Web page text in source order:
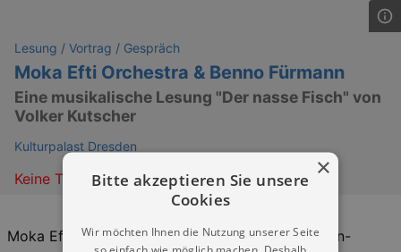
Lesung / Vortrag / Gespräch
Moka Efti Orchestra & Benno Fürmann
Eine musikalische Lesung "Der nasse Fisch" von
Volker Kutscher
Kulturpalast Dresden
Keine Termine
Moka Efti Orchestra, die Big Band aus dem Serien-
×
Bitte akzeptieren Sie unsere
Cookies
Wir möchten Ihnen die Nutzung unserer Seite